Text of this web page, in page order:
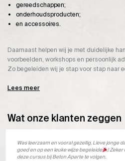
gereedschappen;
onderhoudsproducten;
en accessoires.
Daarnaast helpen wij je met duidelijke
voorbeelden, workshops en persoonlijk
Zo begeleiden wij je stap voor stap naar
Lees meer
Wat onze klanten zeggen
Was leerzaam en vooral gezellig. Lieve jonge
goed en op een leuke wijze begeleide
!
deze cursus bij Beton Aparte te volgen.